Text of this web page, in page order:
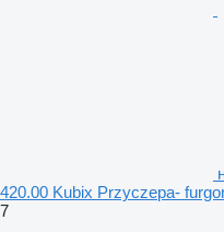
420.00 Kubix Przyczepa-
7